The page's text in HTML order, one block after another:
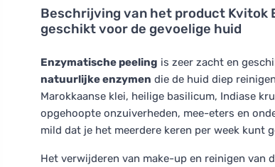
Beschrijving van het product Kvitok
geschikt voor de gevoelige huid
Enzymatische peeling is zeer zacht en
natuurlijke enzymen die de huid diep
Marokkaanse klei, heilige basilicum, Indiase
opgehoopte onzuiverheden, mee-eters en
mild dat je het meerdere keren per week kunt
Het verwijderen van make-up en reinigen van